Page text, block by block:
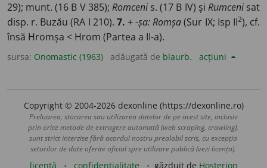
29); munt. (16 B V 385); Romcenis. (17 B IV) și Rumcenisat
disp. r. Buzău (RA I 210). 7. +-șa:Romșa(Sur IX; Isp II2), cf.
însă Hromșa < Hrom (Partea a II-a).
sursa: Onomastic (1963) adăugată de blaurb. acțiuni
Copyright © 2004-2026 dexonline (https://dexonline.ro)
Preluarea, stocarea sau utilizarea datelor de pe acest site, inclusiv
prin orice metode de extragere automată (web scraping, crawling),
sunt strict interzise fără acordul nostru prealabil scris, cu excepția
seturilor de date oferite oficial spre utilizare publică (vezi licența).
licență confidențialitate găzduit de Hosterion